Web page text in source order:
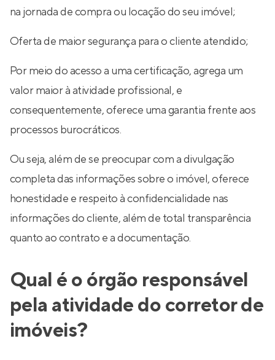
na jornada de compra ou locação do seu imóvel;
Oferta de maior segurança para o cliente atendido;
Por meio do acesso a uma certificação, agrega um
valor maior à atividade profissional, e
consequentemente, oferece uma garantia frente aos
processos burocráticos.
Ou seja, além de se preocupar com a divulgação
completa das informações sobre o imóvel, oferece
honestidade e respeito à confidencialidade nas
informações do cliente, além de total transparência
quanto ao contrato e a documentação.
Qual é o órgão responsável
pela atividade do corretor de
imóveis?